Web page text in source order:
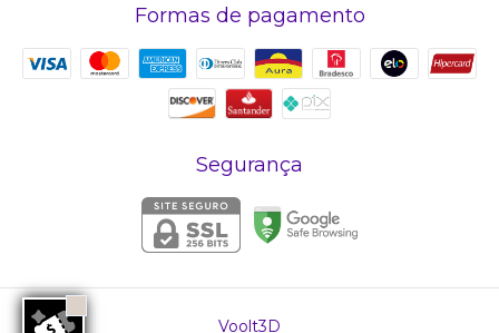
Formas de pagamento
Segurança
Voolt3D